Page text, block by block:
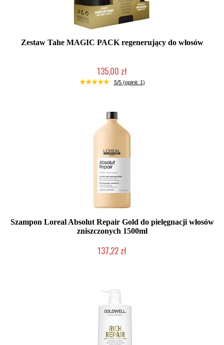
Zestaw Tahe MAGIC PACK regenerujący do włosów
135,00 zł
Duża ilość (wysyłka w 24h)
5/5 (opinii: 1)
Szampon Loreal Absolut Repair Gold do pielęgnacji włosów
zniszczonych 1500ml
137,22 zł